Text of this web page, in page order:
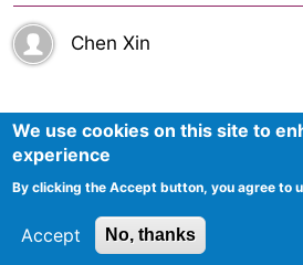
Chen Xin
Mentions Légales
We use cookies on this site to
experience
By clicking the Accept button, you agree to
Accept No, thanks